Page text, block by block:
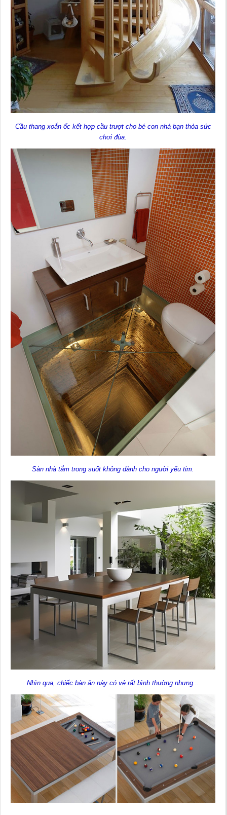
Cầu thang xoắn ốc kết hợp cầu trượt cho bé con nhà bạn thỏa sức
chơi đùa.
Sàn nhà tắm trong suốt không dành cho người yếu tim.
Nhìn qua, chiếc bàn ăn này có vẻ rất bình thường nhưng...